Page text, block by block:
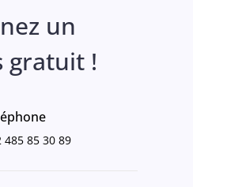
un
gratuit !
485 85 30 89